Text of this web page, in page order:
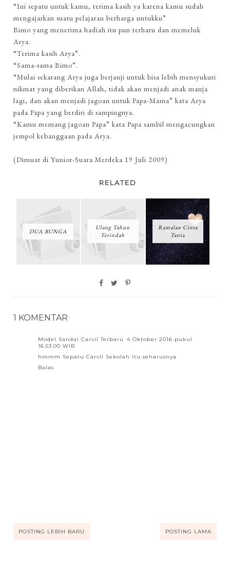
“Ini sepatu untuk kamu, terima kasih ya karena kamu sudah
mengajarkan suatu pelajaran berharga untukku”
Bimo yang menerima hadiah itu pun terharu dan memeluk
Arya.
“Terima kasih Arya”.
“Sama-sama Bimo”.
“Mulai sekarang Arya juga berjanji untuk bisa lebih mensyukuri
nikmat yang diberikan Allah, tidak akan menjadi anak manja
lagi, dan akan menjadi jagoan untuk Papa-Mama” kata Arya
pada Papa yang berdiri di sampingnya.
“Kamu memang jagoan Papa” kata Papa sambil mengacungkan
jempol kebanggaan pada Arya.
(Dimuat di Yunior-Suara Merdeka 19 Juli 2009)
RELATED
DUA BUNGA
Ulang Tahun
Terindah
Ramalan Cinta
Tania
1 KOMENTAR
Model Sandal Carvil Terbaru
4 Oktober 2016 pukul
16.53.00 WIB
hmmm Sepatu Carvil Sekolah itu seharusnya
Balas
POSTING LEBIH BARU POSTING LAMA